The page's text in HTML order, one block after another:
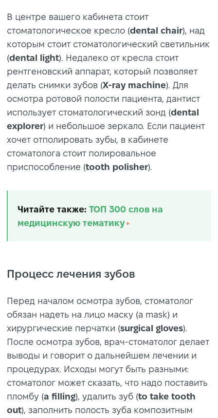
В центре вашего кабинета стоит
стоматологическое кресло (dental chair), над
которым стоит стоматологический светильник
(dental light). Недалеко от кресла стоит
рентгеновский аппарат, который позволяет
делать снимки зубов (X-ray machine). Для
осмотра ротовой полости пациента, дантист
использует стоматологический зонд (dental
explorer) и небольшое зеркало. Если пациент
хочет отполировать зубы, в кабинете
стоматолога стоит полировальное
приспособление (tooth polisher).
Читайте также: ТОП 300 слов на
медицинскую тематику
Процесс лечения зубов
Перед началом осмотра зубов, стоматолог
обязан надеть на лицо маску (a mask) и
хирургические перчатки (surgical gloves).
После осмотра зубов, врач-стоматолог делает
выводы и говорит о дальнейшем лечении и
процедурах. Исходы могут быть разными:
стоматолог может сказать, что надо поставить
пломбу (a filling), удалить зуб (to take tooth
out), заполнить полость зуба композитным